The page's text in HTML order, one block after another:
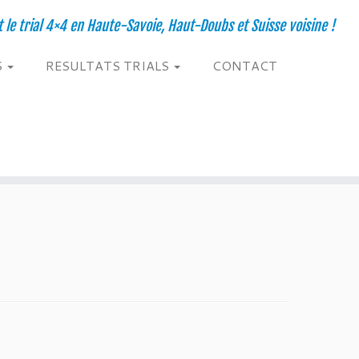
le trial 4×4 en Haute-Savoie, Haut-Doubs et Suisse voisine !
RESULTATS TRIALS
CONTACT